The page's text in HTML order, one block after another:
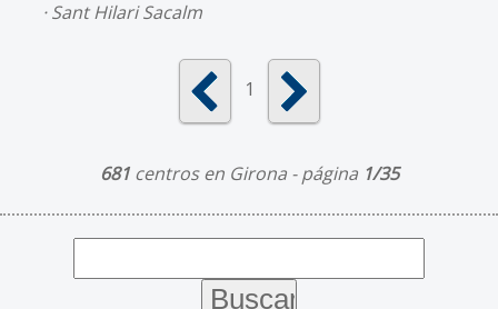
Sant Hilari Sacalm
1
681centros en Girona - página 1/35